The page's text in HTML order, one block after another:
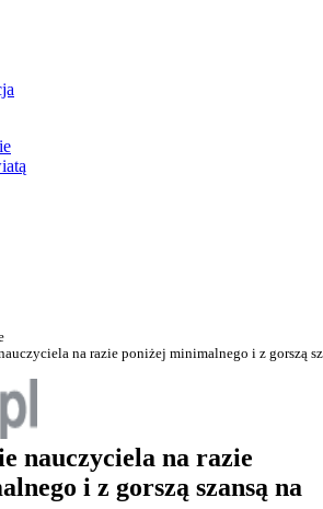
na razie poniżej minimalnego i z gorszą
nauczyciela na razie
i z gorszą szansą na